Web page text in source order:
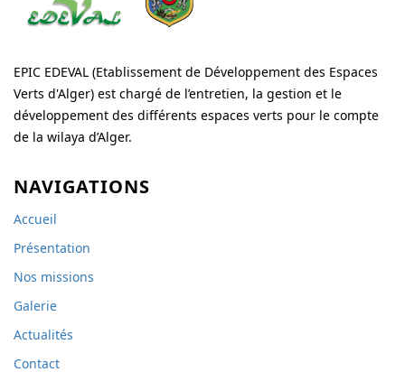
EPIC EDEVAL (Etablissement de Développement des Espaces
Verts d'Alger) est chargé de l’entretien, la gestion et le
développement des différents espaces verts pour le compte
de la wilaya d’Alger.
NAVIGATIONS
Accueil
Présentation
Nos missions
Galerie
Actualités
Contact